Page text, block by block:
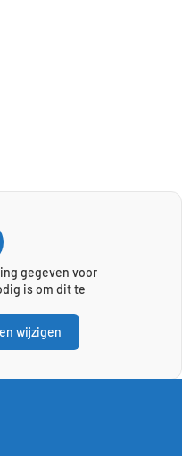
gegeven voor
is om dit te
wijzigen